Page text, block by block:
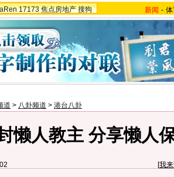
17173 焦点房地产 搜狗 新闻 -
道 > 八卦频道 > 港台八卦
懒人教主 分享懒人
[我